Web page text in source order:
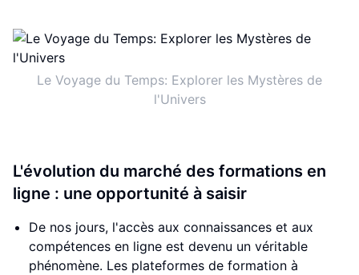
Le Voyage du Temps: Explorer les Mystères de
l'Univers
L'évolution du marché des formations en
ligne : une opportunité à saisir
De nos jours, l'accès aux connaissances et aux
compétences en ligne est devenu un véritable
phénomène. Les plateformes de formation à